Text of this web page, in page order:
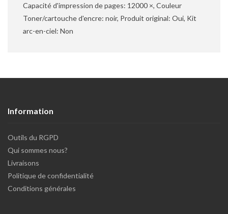
Capacité d'impression de pages: 12000 ×, Couleur
Toner/cartouche d'encre: noir, Produit original: Oui, Kit
arc-en-ciel: Non
Information
Outils du RGPD
Qui sommes nous?
Livraisons
Politique de confidentialité
Conditions générales